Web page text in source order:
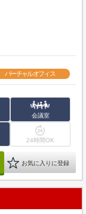
バーチャルオフィス
会議室
24時間OK
お気に入りに登録